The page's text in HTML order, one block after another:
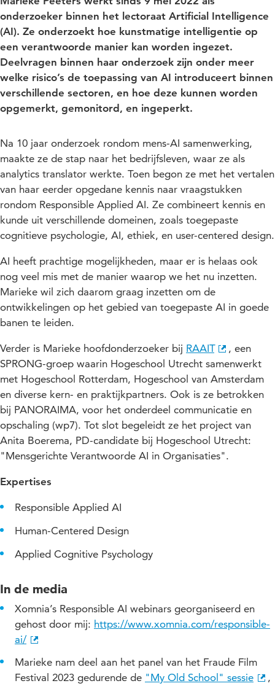
onderzoeker binnen het lectoraat Artificial Intelligence
(AI). Ze onderzoekt hoe kunstmatige intelligentie op
een verantwoorde manier kan worden ingezet.
Deelvragen binnen haar onderzoek zijn onder meer
welke risico’s de toepassing van AI introduceert binnen
verschillende sectoren, en hoe deze kunnen worden
opgemerkt, gemonitord, en ingeperkt.
Na 10 jaar onderzoek rondom mens-AI samenwerking,
maakte ze de stap naar het bedrijfsleven, waar ze als
analytics translator werkte. Toen begon ze met het vertalen
van haar eerder opgedane kennis naar vraagstukken
rondom Responsible Applied AI. Ze combineert kennis en
kunde uit verschillende domeinen, zoals toegepaste
cognitieve psychologie, AI, ethiek, en user-centered design.
AI heeft prachtige mogelijkheden, maar er is helaas ook
nog veel mis met de manier waarop we het nu inzetten.
Marieke wil zich daarom graag inzetten om de
ontwikkelingen op het gebied van toegepaste AI in goede
banen te leiden.
Verder is Marieke hoofdonderzoeker bij RAAIT
, een
SPRONG-groep waarin Hogeschool Utrecht samenwerkt
met Hogeschool Rotterdam, Hogeschool van Amsterdam
en diverse kern- en praktijkpartners. Ook is ze betrokken
bij PANORAIMA, voor het onderdeel communicatie en
opschaling (wp7). Tot slot begeleidt ze het project van
Anita Boerema, PD-candidate bij Hogeschool Utrecht:
"Mensgerichte Verantwoorde AI in Organisaties".
Expertises
Responsible Applied AI
Human-Centered Design
Applied Cognitive Psychology
In de media
Xomnia’s Responsible AI webinars georganiseerd en
gehost door mij: https://www.xomnia.com/responsible-
ai/
Marieke nam deel aan het panel van het Fraude Film
Festival 2023 gedurende de "My Old School" sessie ,